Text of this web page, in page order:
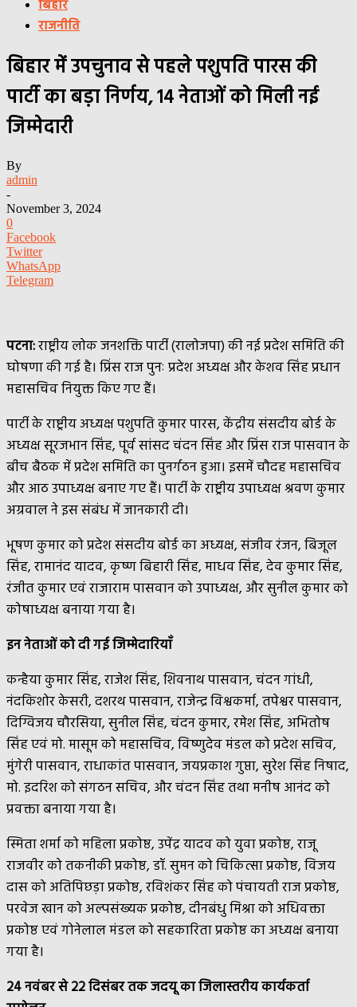
बिहार
राजनीति
बिहार में उपचुनाव से पहले पशुपति पारस की
पार्टी का बड़ा निर्णय, 14 नेताओं को मिली नई
जिम्मेदारी
By
admin
-
November 3, 2024
0
Facebook
Twitter
WhatsApp
Telegram
पटना:राष्ट्रीय लोक जनशक्ति पार्टी (रालोजपा) की नई प्रदेश समिति की
घोषणा की गई है। प्रिंस राज पुनः प्रदेश अध्यक्ष और केशव सिंह प्रधान
महासचिव नियुक्त किए गए हैं।
पार्टी के राष्ट्रीय अध्यक्ष पशुपति कुमार पारस, केंद्रीय संसदीय बोर्ड के
अध्यक्ष सूरजभान सिंह, पूर्व सांसद चंदन सिंह और प्रिंस राज पासवान के
बीच बैठक में प्रदेश समिति का पुनर्गठन हुआ। इसमें चौदह महासचिव
और आठ उपाध्यक्ष बनाए गए हैं। पार्टी के राष्ट्रीय उपाध्यक्ष श्रवण कुमार
अग्रवाल ने इस संबंध में जानकारी दी।
भूषण कुमार को प्रदेश संसदीय बोर्ड का अध्यक्ष, संजीव रंजन, बिजूल
सिंह, रामानंद यादव, कृष्ण बिहारी सिंह, माधव सिंह, देव कुमार सिंह,
रंजीत कुमार एवं राजाराम पासवान को उपाध्यक्ष, और सुनील कुमार को
कोषाध्यक्ष बनाया गया है।
इन नेताओं को दी गई जिम्मेदारियाँ
कन्हैया कुमार सिंह, राजेश सिंह, शिवनाथ पासवान, चंदन गांधी,
नंदकिशोर केसरी, दशरथ पासवान, राजेन्द्र विश्वकर्मा, तपेश्वर पासवान,
दिग्विजय चौरसिया, सुनील सिंह, चंदन कुमार, रमेश सिंह, अभितोष
सिंह एवं मो. मासूम को महासचिव, विष्णुदेव मंडल को प्रदेश सचिव,
मुंगेरी पासवान, राधाकांत पासवान, जयप्रकाश गुप्ता, सुरेश सिंह निषाद,
मो. इदरिश को संगठन सचिव, और चंदन सिंह तथा मनीष आनंद को
प्रवक्ता बनाया गया है।
स्मिता शर्मा को महिला प्रकोष्ठ, उपेंद्र यादव को युवा प्रकोष्ठ, राजू
राजवीर को तकनीकी प्रकोष्ठ, डॉ. सुमन को चिकित्सा प्रकोष्ठ, विजय
दास को अतिपिछड़ा प्रकोष्ठ, रविशंकर सिंह को पंचायती राज प्रकोष्ठ,
परवेज खान को अल्पसंख्यक प्रकोष्ठ, दीनबंधु मिश्रा को अधिवक्ता
प्रकोष्ठ एवं गोनेलाल मंडल को सहकारिता प्रकोष्ठ का अध्यक्ष बनाया
गया है।
24 नवंबर से 22 दिसंबर तक जदयू का जिलास्तरीय कार्यकर्ता